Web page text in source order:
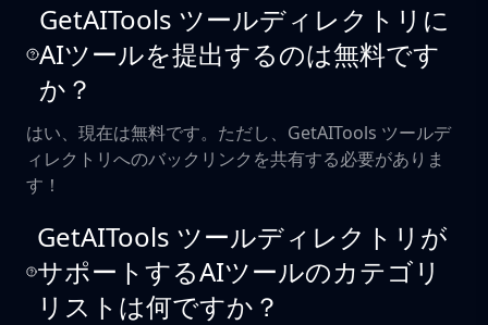
GetAITools ツールディレクトリに
AIツールを提出するのは無料です
か？
はい、現在は無料です。ただし、GetAITools ツールデ
ィレクトリへのバックリンクを共有する必要がありま
す！
GetAITools ツールディレクトリが
サポートするAIツールのカテゴリ
リストは何ですか？